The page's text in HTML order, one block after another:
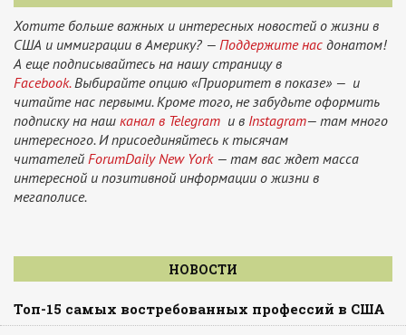
Хотите больше важных и интересных новостей о жизни в
США и иммиграции в Америку? — Поддержите нас донатом!
А еще подписывайтесь на нашу страницу в
Facebook.Выбирайте опцию «Приоритет в показе» — и
читайте нас первыми. Кроме того, не забудьте оформить
подписку на наш канал в Telegram и в Instagram— там много
интересного. И присоединяйтесь к тысячам
читателей ForumDaily New York— там вас ждет масса
интересной и позитивной информации о жизни в
мегаполисе.
НОВОСТИ
Топ-15 самых востребованных профессий в США